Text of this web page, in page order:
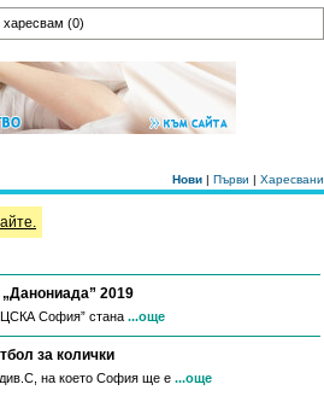
харесвам (0)
Нови | Първи | Харесвани
2019
София” стана ...още
за колички
див.С, на което София ще е ...още